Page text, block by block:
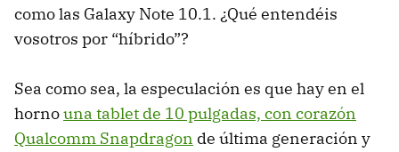
como las Galaxy Note 10.1. ¿Qué entendéis
vosotros por “híbrido”?
Sea como sea, la especulación es que hay en el
hornouna tablet de 10 pulgadas, con corazón
Qualcomm Snapdragon de última generación y